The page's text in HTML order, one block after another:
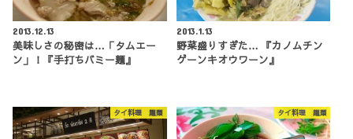
2013.12.13
美味しさの秘密は…「タムエー
ン」！『手打ちバミー麺』
2013.1.13
野菜盛りすぎた… 『カノムチン
ゲーンキオウワーン』
タイ料理 麺類 タイ料理 麺類